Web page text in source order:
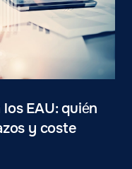
EAU: quién
y coste